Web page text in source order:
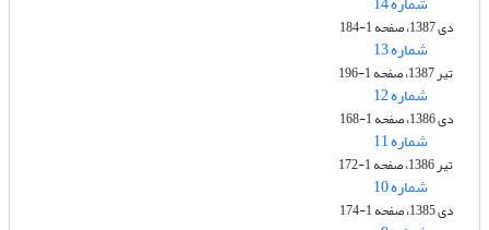
دی 1387، صفحه 1-184
شماره 13
تیر 1387، صفحه 1-196
شماره 12
دی 1386، صفحه 1-168
شماره 11
تیر 1386، صفحه 1-172
شماره 10
دی 1385، صفحه 1-174